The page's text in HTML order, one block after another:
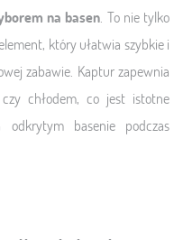
na basen . To nie tylko
który ułatwia szybkie i
zabawie. Kaptur zapewnia
chłodem, co jest istotne
basenie podczas